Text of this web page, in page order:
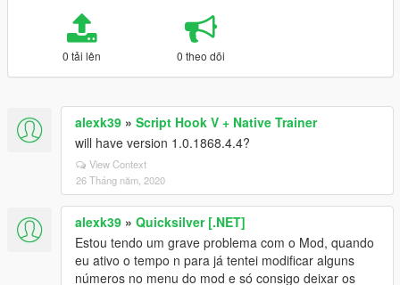
0 tải lên 0 theo dõi
alexk39 » Script Hook V + Native Trainer
will have version 1.0.1868.4.4?
View Context
26 Tháng năm, 2020
alexk39 » Quicksilver [.NET]
Estou tendo um grave problema com o Mod, quando
eu ativo o tempo n para já tentei modificar alguns
números no menu do mod e só consigo deixar os